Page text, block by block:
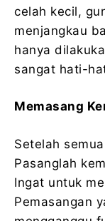
celah kecil,
menjangkau
hanya
sangat hati-
Memasang
Setelah
Pasanglah
Ingat untuk
Pemasangan